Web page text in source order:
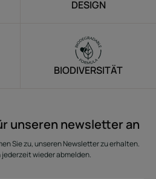
DESIGN
BIODIVERSITÄT
unseren newsletter an
Sie zu, unseren Newsletter zu erhalten.
jederzeit wieder abmelden.